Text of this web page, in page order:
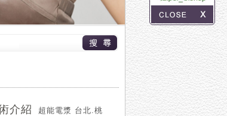
介紹
超能電漿 台北.桃